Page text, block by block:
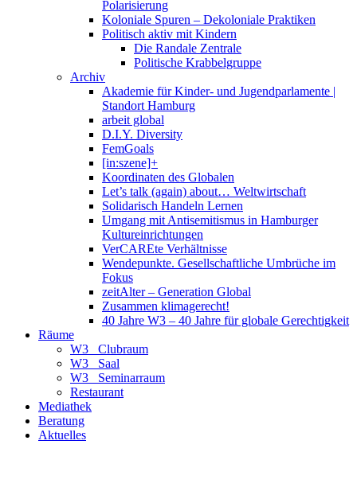
Polarisierung
Koloniale Spuren – Dekoloniale Praktiken
Politisch aktiv mit Kindern
Die Randale Zentrale
Politische Krabbelgruppe
Archiv
Akademie für Kinder- und Jugendparlamente |
Standort Hamburg
arbeit global
D.I.Y. Diversity
FemGoals
[in:szene]+
Koordinaten des Globalen
Let’s talk (again) about… Weltwirtschaft
Solidarisch Handeln Lernen
Umgang mit Antisemitismus in Hamburger
Kultureinrichtungen
VerCAREte Verhältnisse
Wendepunkte. Gesellschaftliche Umbrüche im
Fokus
zeitAlter – Generation Global
Zusammen klimagerecht!
40 Jahre W3 – 40 Jahre für globale Gerechtigkeit
Räume
W3_ Clubraum
W3_ Saal
W3_ Seminarraum
Restaurant
Mediathek
Beratung
Aktuelles